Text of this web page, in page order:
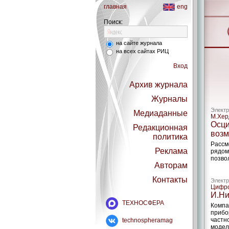
главная eng
Поиск:
на сайте журнала
на всех сайтах РИЦ
Вход
Архив журнала
Журналы
Медиаданные
Редакционная
политика
Реклама
Авторам
Контакты
ТЕХНОСФЕРА
technospheramag